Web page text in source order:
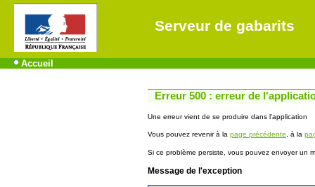
Serveur de gabarits
Accueil
Erreur 500 : erreur de
Une erreur vient de se produire dans l'application
Vous pouvez revenir à la page précédente, à la
Si ce problème persiste, vous pouvez envoyer un
Message de l'exception